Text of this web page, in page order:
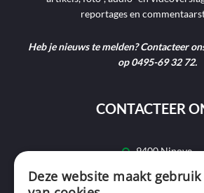
reportages en
Heb je nieuws te melden? Contacteer
op 0495-69 32 72.
CONTACTEER
9400 Ninove
info@ninofmedia.tv
Deze website maakt gebruik